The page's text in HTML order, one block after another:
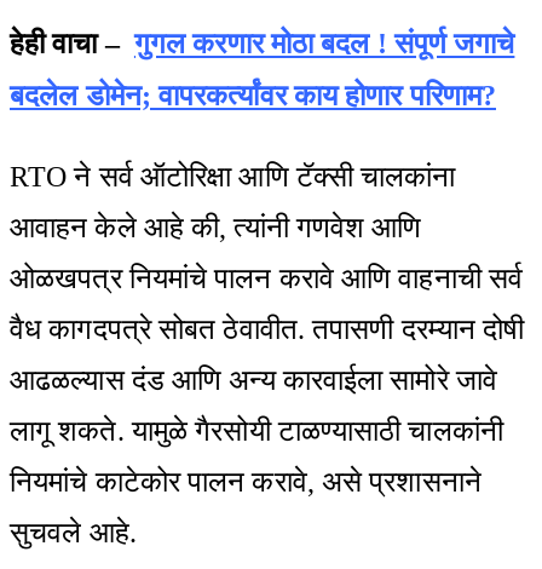
हेही वाचा –गुगल करणार मोठा बदल ! संपूर्ण जगाचे
बदलेल डोमेन; वापरकर्त्यांवर काय होणार परिणाम?
RTO ने सर्व ऑटोरिक्षा आणि टॅक्सी चालकांना
आवाहन केले आहे की, त्यांनी गणवेश आणि
ओळखपत्र नियमांचे पालन करावे आणि वाहनाची सर्व
वैध कागदपत्रे सोबत ठेवावीत. तपासणी दरम्यान दोषी
आढळल्यास दंड आणि अन्य कारवाईला सामोरे जावे
लागू शकते. यामुळे गैरसोयी टाळण्यासाठी चालकांनी
नियमांचे काटेकोर पालन करावे, असे प्रशासनाने
सुचवले आहे.